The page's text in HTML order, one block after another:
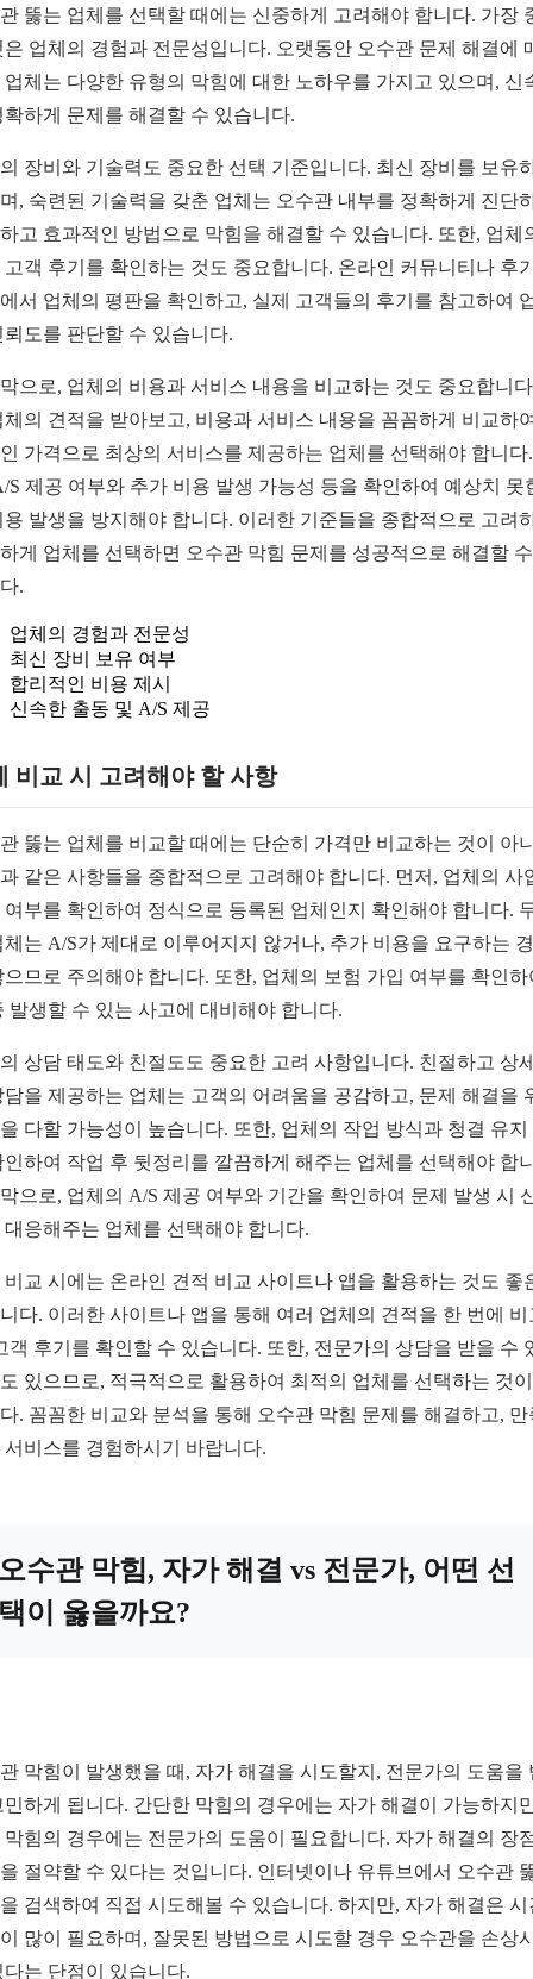
뚫는 업체를 선택할 때에는 신중하게 고려해야 합니다. 가장
은 업체의 경험과 전문성입니다. 오랫동안 오수관 문제 해결에
업체는 다양한 유형의 막힘에 대한 노하우를 가지고 있으며, 신
확하게 문제를 해결할 수 있습니다.
장비와 기술력도 중요한 선택 기준입니다. 최신 장비를 보유
, 숙련된 기술력을 갖춘 업체는 오수관 내부를 정확하게 진단
고 효과적인 방법으로 막힘을 해결할 수 있습니다. 또한, 업체
고객 후기를 확인하는 것도 중요합니다. 온라인 커뮤니티나 후
서 업체의 평판을 확인하고, 실제 고객들의 후기를 참고하여
뢰도를 판단할 수 있습니다.
으로, 업체의 비용과 서비스 내용을 비교하는 것도 중요합니
체의 견적을 받아보고, 비용과 서비스 내용을 꼼꼼하게 비교하
가격으로 최상의 서비스를 제공하는 업체를 선택해야 합니다
S 제공 여부와 추가 비용 발생 가능성 등을 확인하여 예상치 못
용 발생을 방지해야 합니다. 이러한 기준들을 종합적으로 고려
게 업체를 선택하면 오수관 막힘 문제를 성공적으로 해결할
.
업체의 경험과 전문성
최신 장비 보유 여부
합리적인 비용 제시
신속한 출동 및 A/S 제공
비교 시 고려해야 할 사항
뚫는 업체를 비교할 때에는 단순히 가격만 비교하는 것이 아
같은 사항들을 종합적으로 고려해야 합니다. 먼저, 업체의 사
여부를 확인하여 정식으로 등록된 업체인지 확인해야 합니다.
체는 A/S가 제대로 이루어지지 않거나, 추가 비용을 요구하는
으므로 주의해야 합니다. 또한, 업체의 보험 가입 여부를 확인하
발생할 수 있는 사고에 대비해야 합니다.
상담 태도와 친절도도 중요한 고려 사항입니다. 친절하고 상
담을 제공하는 업체는 고객의 어려움을 공감하고, 문제 해결을
다할 가능성이 높습니다. 또한, 업체의 작업 방식과 청결 유지
인하여 작업 후 뒷정리를 깔끔하게 해주는 업체를 선택해야 합
으로, 업체의 A/S 제공 여부와 기간을 확인하여 문제 발생 시
대응해주는 업체를 선택해야 합니다.
비교 시에는 온라인 견적 비교 사이트나 앱을 활용하는 것도 좋
다. 이러한 사이트나 앱을 통해 여러 업체의 견적을 한 번에 비
객 후기를 확인할 수 있습니다. 또한, 전문가의 상담을 받을 수
있으므로, 적극적으로 활용하여 최적의 업체를 선택하는 것
. 꼼꼼한 비교와 분석을 통해 오수관 막힘 문제를 해결하고, 만
서비스를 경험하시기 바랍니다.
수관 막힘, 자가 해결 vs 전문가, 어떤 선
이 옳을까요?
막힘이 발생했을 때, 자가 해결을 시도할지, 전문가의 도움을
민하게 됩니다. 간단한 막힘의 경우에는 자가 해결이 가능하지
막힘의 경우에는 전문가의 도움이 필요합니다. 자가 해결의 장
절약할 수 있다는 것입니다. 인터넷이나 유튜브에서 오수관
검색하여 직접 시도해볼 수 있습니다. 하지만, 자가 해결은 시
많이 필요하며, 잘못된 방법으로 시도할 경우 오수관을 손상
다는 단점이 있습니다.